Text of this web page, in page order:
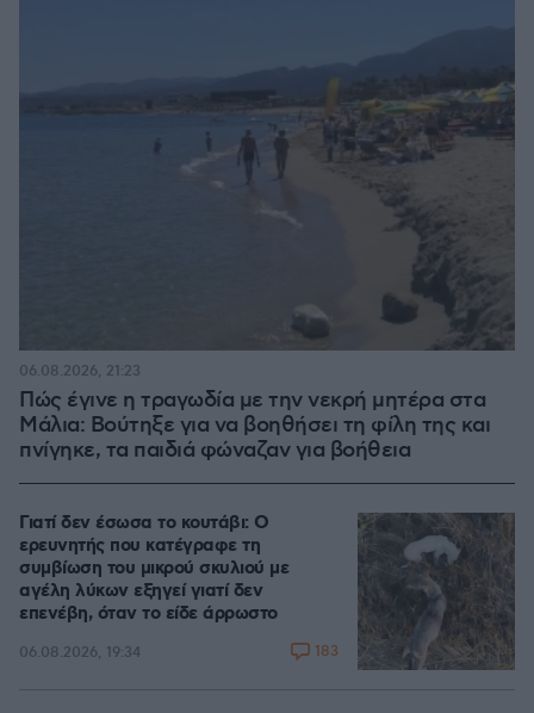
Πώς έγινε η τραγωδία με την νεκρή μητέρα στα
Μάλια: Βούτηξε για να βοηθήσει τη φίλη της και
πνίγηκε, τα παιδιά φώναζαν για βοήθεια
06.08.2026, 21:23
Γιατί δεν έσωσα το κουτάβι: Ο
ερευνητής που κατέγραφε τη
συμβίωση του μικρού σκυλιού με
αγέλη λύκων εξηγεί γιατί δεν
επενέβη, όταν το είδε άρρωστο
06.08.2026, 19:34 183